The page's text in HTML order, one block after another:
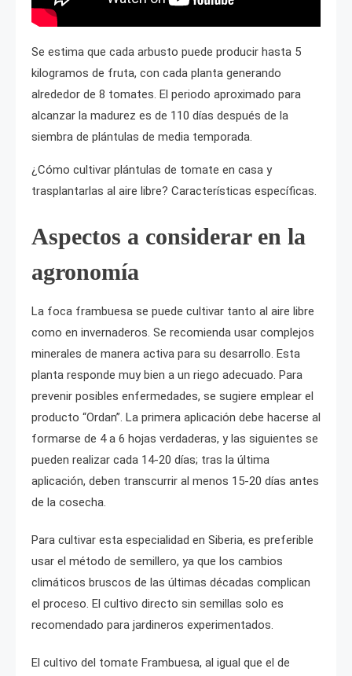
Se estima que cada arbusto puede producir hasta 5
kilogramos de fruta, con cada planta generando
alrededor de 8 tomates. El periodo aproximado para
alcanzar la madurez es de 110 días después de la
siembra de plántulas de media temporada.
¿Cómo cultivar plántulas de tomate en casa y
trasplantarlas al aire libre? Características específicas.
Aspectos a considerar en la
agronomía
La foca frambuesa se puede cultivar tanto al aire libre
como en invernaderos. Se recomienda usar complejos
minerales de manera activa para su desarrollo. Esta
planta responde muy bien a un riego adecuado. Para
prevenir posibles enfermedades, se sugiere emplear el
producto “Ordan”. La primera aplicación debe hacerse al
formarse de 4 a 6 hojas verdaderas, y las siguientes se
pueden realizar cada 14-20 días; tras la última
aplicación, deben transcurrir al menos 15-20 días antes
de la cosecha.
Para cultivar esta especialidad en Siberia, es preferible
usar el método de semillero, ya que los cambios
climáticos bruscos de las últimas décadas complican
el proceso. El cultivo directo sin semillas solo es
recomendado para jardineros experimentados.
El cultivo del tomate Frambuesa, al igual que el de